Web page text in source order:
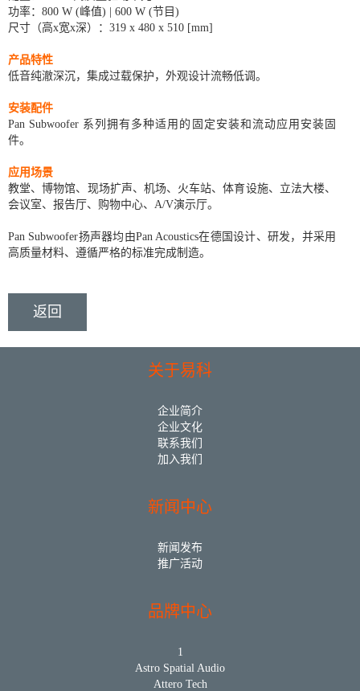
功率：800 W (峰值) | 600 W (节目)
尺寸（高x宽x深）：319 x 480 x 510 [mm]
产品特性
低音纯澈深沉，集成过载保护，外观设计流畅低调。
安装配件
Pan Subwoofer 系列拥有多种适用的固定安装和流动应用安装固
件。
应用场景
教堂、博物馆、现场扩声、机场、火车站、体育设施、立法大楼、
会议室、报告厅、购物中心、A/V演示厅。
Pan Subwoofer扬声器均由Pan Acoustics在德国设计、研发，并采用
高质量材料、遵循严格的标准完成制造。
返回
关于易科
企业简介
企业文化
联系我们
加入我们
新闻中心
新闻发布
推广活动
品牌中心
1
Astro Spatial Audio
Attero Tech